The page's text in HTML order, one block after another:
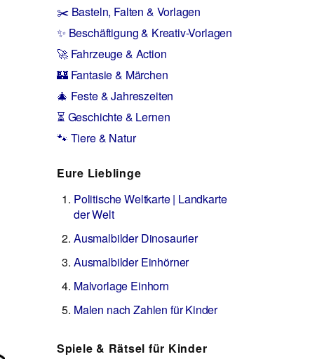
✂️ Basteln, Falten & Vorlagen
✨ Beschäftigung & Kreativ-Vorlagen
🚀 Fahrzeuge & Action
🏰 Fantasie & Märchen
🎄 Feste & Jahreszeiten
⏳ Geschichte & Lernen
🐾 Tiere & Natur
Eure Lieblinge
Politische Weltkarte | Landkarte
der Welt
Ausmalbilder Dinosaurier
Ausmalbilder Einhörner
Malvorlage Einhorn
Malen nach Zahlen für Kinder
Spiele & Rätsel für Kinder